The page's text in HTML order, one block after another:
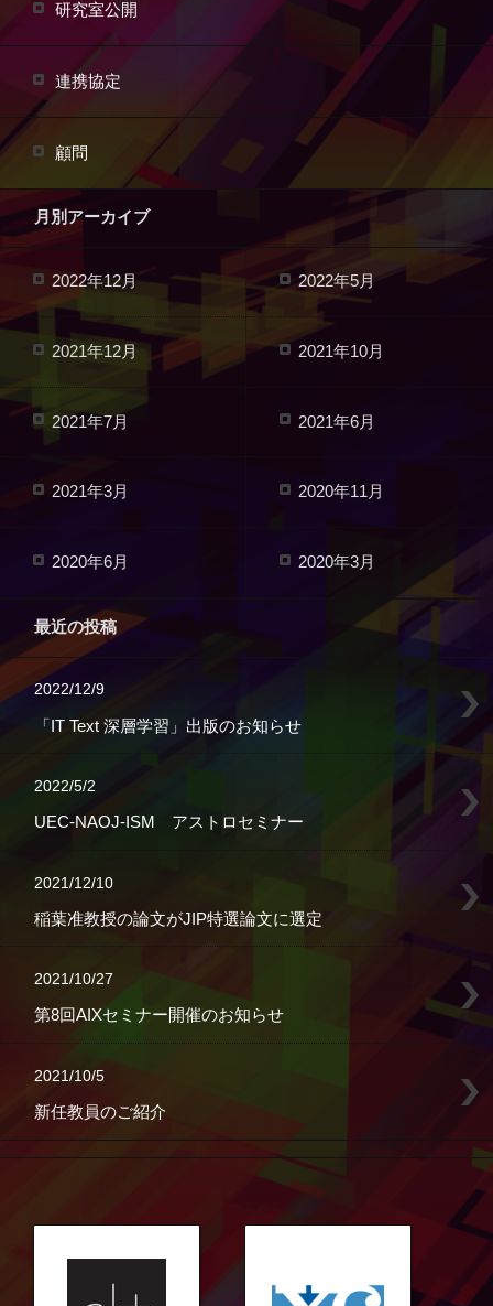
研究室公開
連携協定
顧問
月別アーカイブ
2022年12月 2022年5月
2021年12月 2021年10月
2021年7月 2021年6月
2021年3月 2020年11月
2020年6月 2020年3月
最近の投稿
2022/12/9
「IT Text 深層学習」出版のお知らせ
2022/5/2
UEC-NAOJ-ISM アストロセミナー
2021/12/10
稲葉准教授の論文がJIP特選論文に選定
2021/10/27
第8回AIXセミナー開催のお知らせ
2021/10/5
新任教員のご紹介